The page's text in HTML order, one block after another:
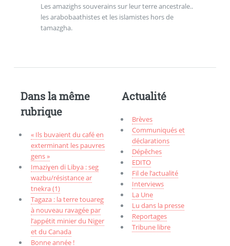
Les amazighs souverains sur leur terre ancestrale..
les arabobaathistes et les islamistes hors de
tamazgha.
Dans la même
rubrique
« Ils buvaient du café en
exterminant les pauvres
gens »
Imaziɣen di Libya : seg
wazbu/résistance ar
tnekra (1)
Tagaza : la terre touareg
à nouveau ravagée par
l’appétit minier du Niger
et du Canada
Bonne année !
Actualité
Brèves
Communiqués et
déclarations
Dépêches
EDITO
Fil de l’actualité
Interviews
La Une
Lu dans la presse
Reportages
Tribune libre